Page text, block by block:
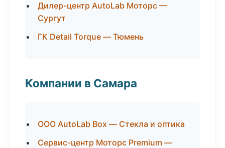
Дилер-центр AutoLab Моторс —
Сургут
ГК Detail Torque — Тюмень
Компании в Самара
ООО AutoLab Box — Стекла и оптика
Сервис-центр Моторс Premium —